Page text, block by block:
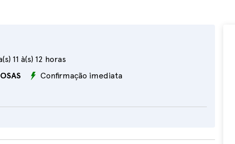
11 à(s) 12 horas
Confirmação imediata